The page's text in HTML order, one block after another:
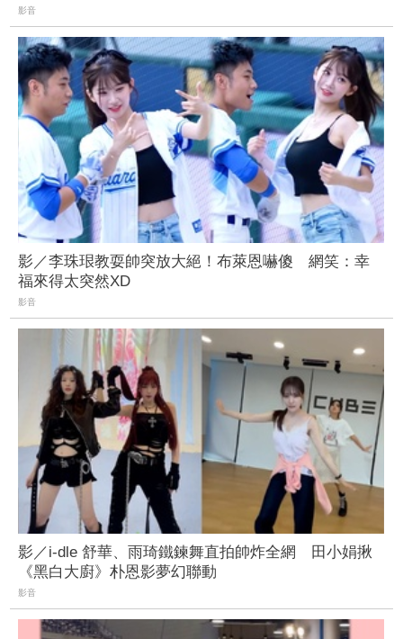
影音
影／李珠珢教耍帥突放大絕！布萊恩嚇傻 網笑：幸
福來得太突然XD
影音
影／i-dle 舒華、雨琦鐵鍊舞直拍帥炸全網 田小娟揪
《黑白大廚》朴恩影夢幻聯動
影音